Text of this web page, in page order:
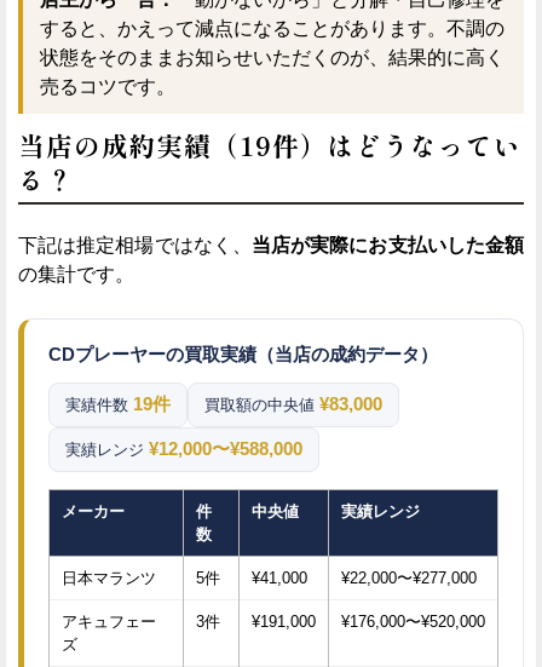
すると、かえって減点になることがあります。不調の
状態をそのままお知らせいただくのが、結果的に高く
売るコツです。
当店の成約実績（19件）はどうなってい
る？
下記は推定相場ではなく、 当店が実際にお支払いした金額
の集計です。
CDプレーヤーの買取実績（当店の成約データ）
実績件数 19件 買取額の中央値 ¥83,000
実績レンジ ¥12,000〜¥588,000
メーカー
件
数
中央値 実績レンジ
日本マランツ 5件 ¥41,000 ¥22,000〜¥277,000
アキュフェー
ズ
3件 ¥191,000 ¥176,000〜¥520,000